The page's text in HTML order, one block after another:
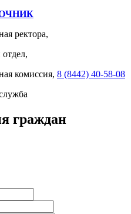
ректора,
комиссия, 8 (8442) 40-58-08
граждан